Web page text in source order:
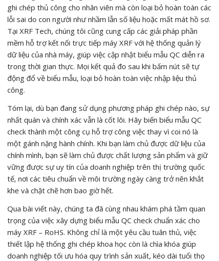
ghi chép thủ công cho nhân viên mà còn loại bỏ hoàn toàn các
lỗi sai do con người như nhầm lẫn số liệu hoặc mất mát hồ sơ.
Tại XRF Tech, chúng tôi cũng cung cấp các giải pháp phần
mềm hỗ trợ kết nối trực tiếp máy XRF với hệ thống quản lý
dữ liệu của nhà máy, giúp việc cập nhật biểu mẫu QC diễn ra
trong thời gian thực. Mọi kết quả đo sau khi bấm nút sẽ tự
động đổ về biểu mẫu, loại bỏ hoàn toàn việc nhập liệu thủ
công.
Tóm lại, dù bạn đang sử dụng phương pháp ghi chép nào, sự
nhất quán và chính xác vẫn là cốt lõi. Hãy biến biểu mẫu QC
check thành một công cụ hỗ trợ công việc thay vì coi nó là
một gánh nặng hành chính. Khi bạn làm chủ được dữ liệu của
chính mình, bạn sẽ làm chủ được chất lượng sản phẩm và giữ
vững được sự uy tín của doanh nghiệp trên thị trường quốc
tế, nơi các tiêu chuẩn về môi trường ngày càng trở nên khắt
khe và chặt chẽ hơn bao giờ hết.
Qua bài viết này, chúng ta đã cùng nhau khám phá tầm quan
trọng của việc xây dựng biểu mẫu QC check chuẩn xác cho
máy XRF – RoHS. Không chỉ là một yêu cầu tuân thủ, việc
thiết lập hệ thống ghi chép khoa học còn là chìa khóa giúp
doanh nghiệp tối ưu hóa quy trình sản xuất, kéo dài tuổi thọ